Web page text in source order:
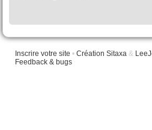
Inscrire votre site • Création Sitaxa &
Feedback & bugs